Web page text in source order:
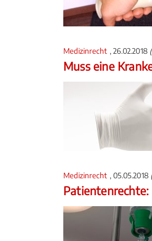
Medizinrecht , 26.02.2018
Muss eine
Medizinrecht , 05.05.2018